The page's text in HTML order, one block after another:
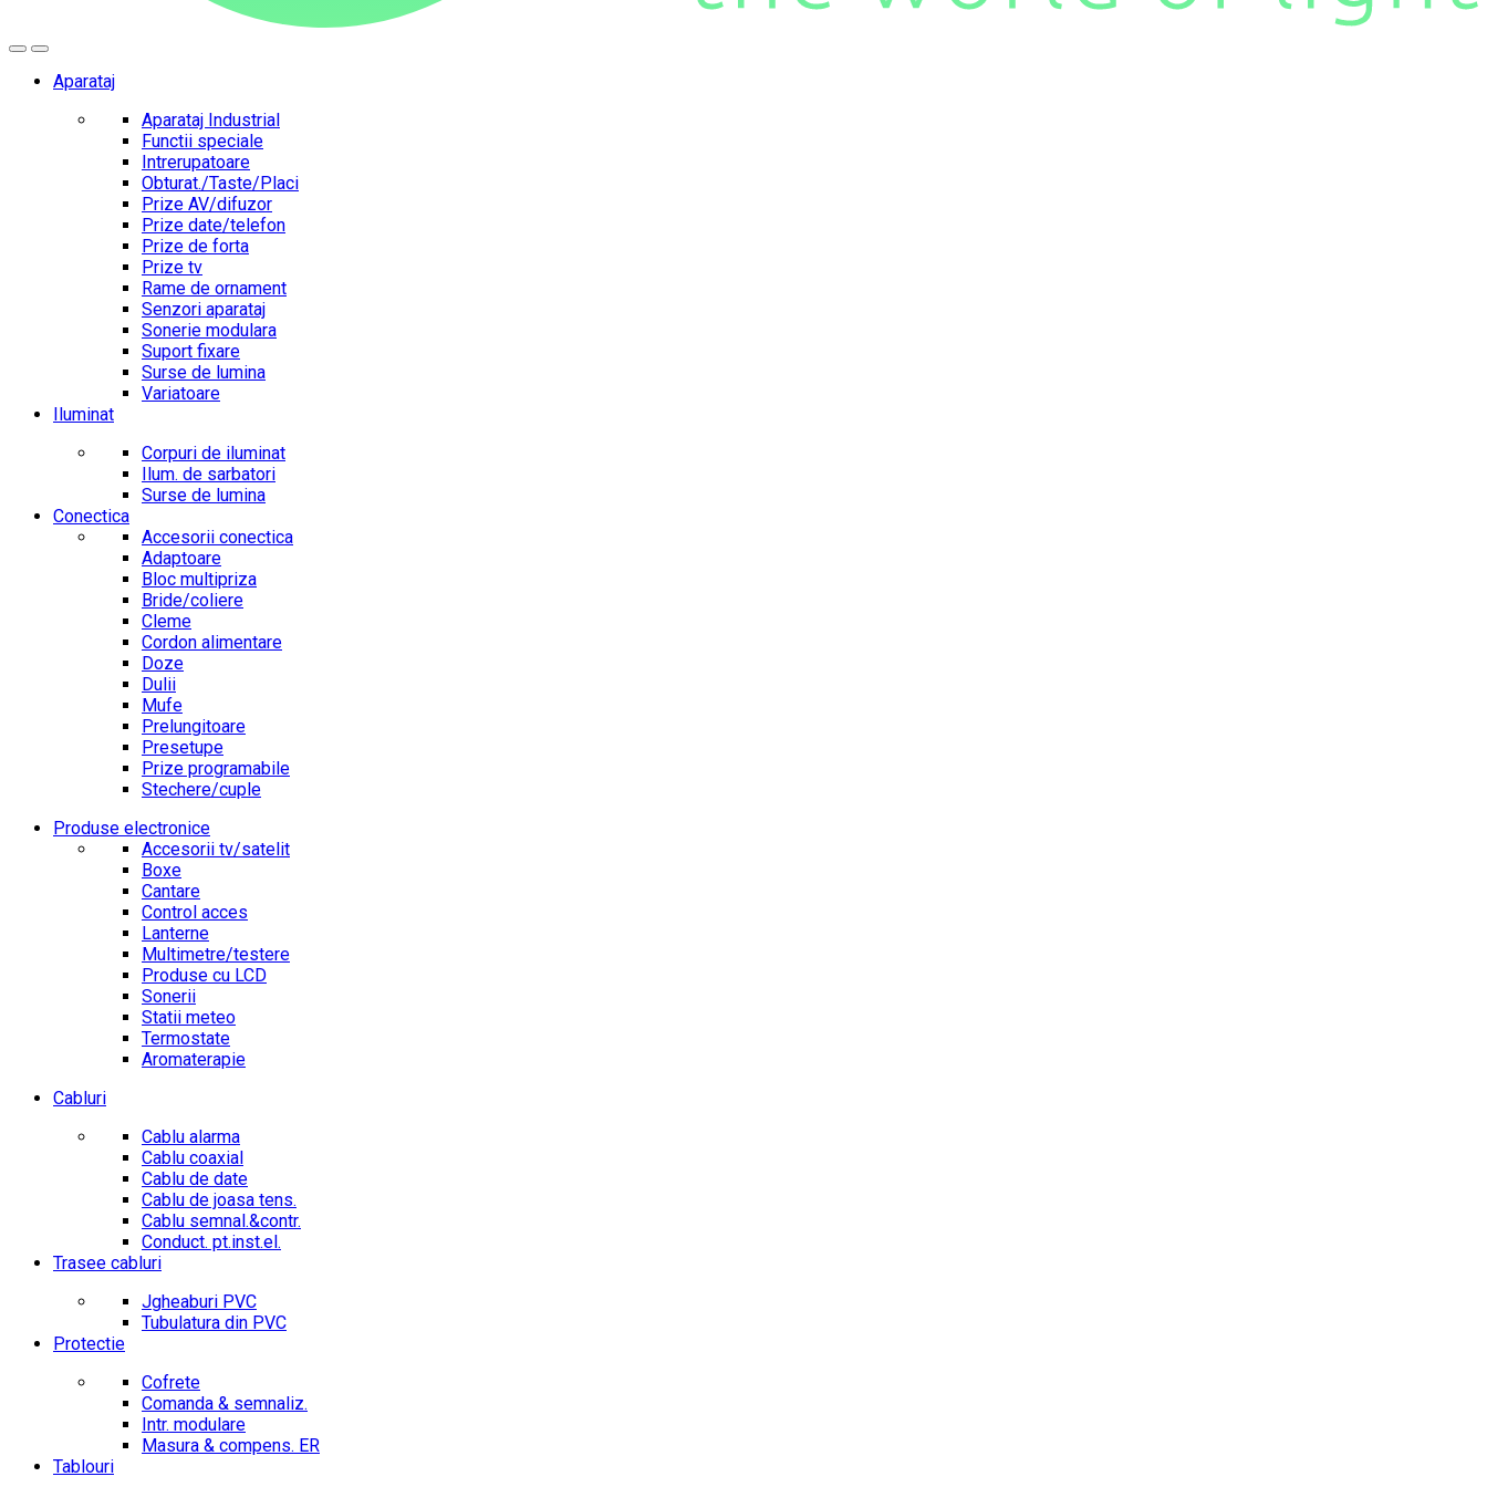
Aparataj
Aparataj Industrial
Functii speciale
Intrerupatoare
Obturat./Taste/Placi
Prize AV/difuzor
Prize date/telefon
Prize de forta
Prize tv
Rame de ornament
Senzori aparataj
Sonerie modulara
Suport fixare
Surse de lumina
Variatoare
Iluminat
Corpuri de iluminat
Ilum. de sarbatori
Surse de lumina
Conectica
Accesorii conectica
Adaptoare
Bloc multipriza
Bride/coliere
Cleme
Cordon alimentare
Doze
Dulii
Mufe
Prelungitoare
Presetupe
Prize programabile
Stechere/cuple
Produse electronice
Accesorii tv/satelit
Boxe
Cantare
Control acces
Lanterne
Multimetre/testere
Produse cu LCD
Sonerii
Statii meteo
Termostate
Aromaterapie
Cabluri
Cablu alarma
Cablu coaxial
Cablu de date
Cablu de joasa tens.
Cablu semnal.&contr.
Conduct. pt.inst.el.
Trasee cabluri
Jgheaburi PVC
Tubulatura din PVC
Protectie
Cofrete
Comanda & semnaliz.
Intr. modulare
Masura & compens. ER
Tablouri